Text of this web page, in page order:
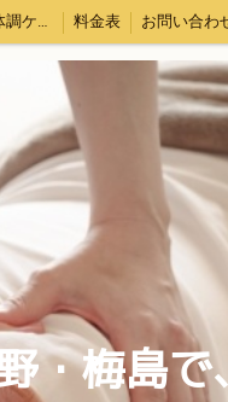
交通事故後の体調ケア・むちうち対応 料金表 お問い合わ
梅島で、